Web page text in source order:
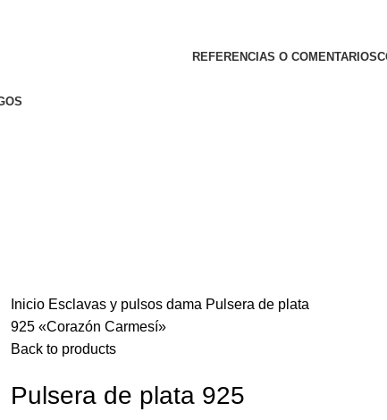
REFERENCIAS O COMENTARIOS
Inicio Esclavas y pulsos dama Pulsera de plata
925 «Corazón Carmesí»
Back to products
Pulsera de plata 925